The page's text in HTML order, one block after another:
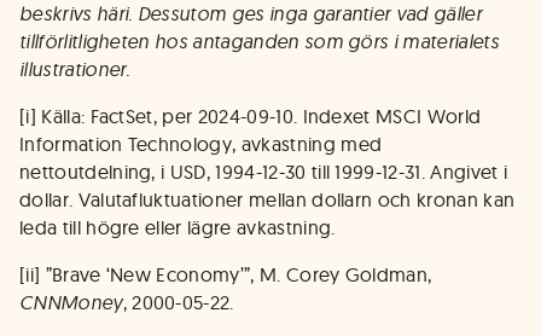
beskrivs häri. Dessutom ges inga garantier vad gäller
tillförlitligheten hos antaganden som görs i materialets
illustrationer.
[i] Källa: FactSet, per 2024-09-10. Indexet MSCI World
Information Technology, avkastning med
nettoutdelning, i USD, 1994-12-30 till 1999-12-31. Angivet i
dollar. Valutafluktuationer mellan dollarn och kronan kan
leda till högre eller lägre avkastning.
[ii] ”Brave ‘New Economy’”, M. Corey Goldman,
CNNMoney, 2000-05-22.